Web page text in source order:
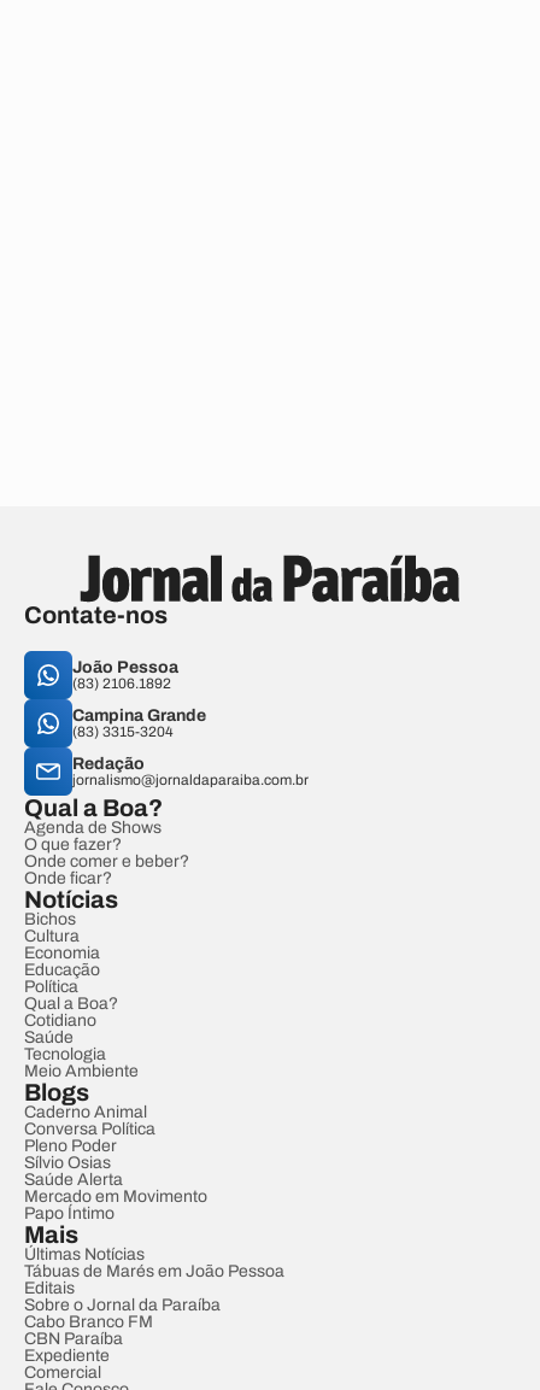
Contate-nos
João Pessoa
(83) 2106.1892
Campina Grande
(83) 3315-3204
Redação
jornalismo@jornaldaparaiba.com.br
Qual a Boa?
Agenda de Shows
O que fazer?
Onde comer e beber?
Onde ficar?
Notícias
Bichos
Cultura
Economia
Educação
Política
Qual a Boa?
Cotidiano
Saúde
Tecnologia
Meio Ambiente
Blogs
Caderno Animal
Conversa Política
Pleno Poder
Sílvio Osias
Saúde Alerta
Mercado em Movimento
Papo Íntimo
Mais
Últimas Notícias
Tábuas de Marés em João Pessoa
Editais
Sobre o Jornal da Paraíba
Cabo Branco FM
CBN Paraíba
Expediente
Comercial